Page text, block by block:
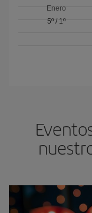
Enero
5º/ 1º